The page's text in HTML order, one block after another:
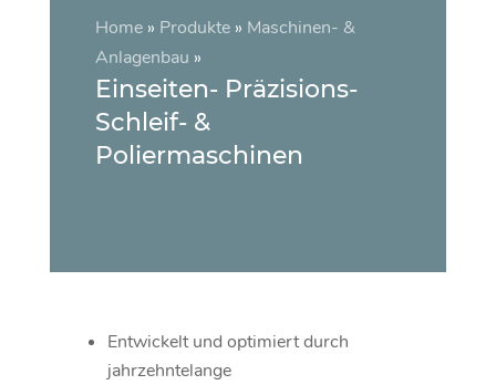
Home » Produkte » Maschinen- &
Anlagenbau »
Einseiten- Präzisions-
Schleif- &
Poliermaschinen
Entwickelt und optimiert durch
jahrzehntelange